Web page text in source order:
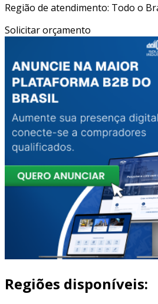
Região de atendimento: Todo o
Solicitar orçamento
Regiões disponíveis: